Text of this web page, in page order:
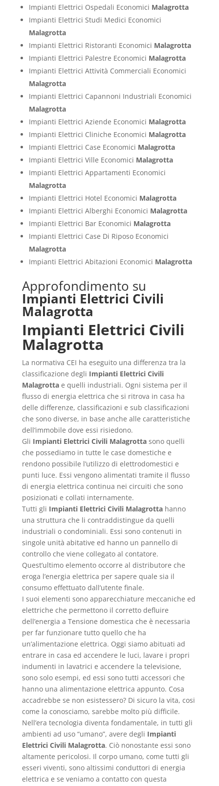
Impianti Elettrici Ospedali Economici Malagrotta
Impianti Elettrici Studi Medici Economici
Malagrotta
Impianti Elettrici Ristoranti Economici Malagrotta
Impianti Elettrici Palestre Economici Malagrotta
Impianti Elettrici Attività Commerciali Economici
Malagrotta
Impianti Elettrici Capannoni Industriali Economici
Malagrotta
Impianti Elettrici Aziende Economici Malagrotta
Impianti Elettrici Cliniche Economici Malagrotta
Impianti Elettrici Case Economici Malagrotta
Impianti Elettrici Ville Economici Malagrotta
Impianti Elettrici Appartamenti Economici
Malagrotta
Impianti Elettrici Hotel Economici Malagrotta
Impianti Elettrici Alberghi Economici Malagrotta
Impianti Elettrici Bar Economici Malagrotta
Impianti Elettrici Case Di Riposo Economici
Malagrotta
Impianti Elettrici Abitazioni Economici Malagrotta
Approfondimento su
Impianti Elettrici Civili
Malagrotta
Impianti Elettrici Civili
Malagrotta
La normativa CEI ha eseguito una differenza tra la
classificazione degli Impianti Elettrici Civili
Malagrottae quelli industriali. Ogni sistema per il
flusso di energia elettrica che si ritrova in casa ha
delle differenze, classificazioni e sub classificazioni
che sono diverse, in base anche alle caratteristiche
dell’immobile dove essi risiedono.
Gli Impianti Elettrici Civili Malagrottasono quelli
che possediamo in tutte le case domestiche e
rendono possibile l’utilizzo di elettrodomestici e
punti luce. Essi vengono alimentati tramite il flusso
di energia elettrica continua nei circuiti che sono
posizionati e collati internamente.
Tutti gli Impianti Elettrici Civili Malagrottahanno
una struttura che li contraddistingue da quelli
industriali o condominiali. Essi sono contenuti in
singole unità abitative ed hanno un pannello di
controllo che viene collegato al contatore.
Quest’ultimo elemento occorre al distributore che
eroga l’energia elettrica per sapere quale sia il
consumo effettuato dall’utente finale.
I suoi elementi sono apparecchiature meccaniche ed
elettriche che permettono il corretto defluire
dell’energia a Tensione domestica che è necessaria
per far funzionare tutto quello che ha
un’alimentazione elettrica. Oggi siamo abituati ad
entrare in casa ed accendere le luci, lavare i propri
indumenti in lavatrici e accendere la televisione,
sono solo esempi, ed essi sono tutti accessori che
hanno una alimentazione elettrica appunto. Cosa
accadrebbe se non esistessero? Di sicuro la vita, cosi
come la conosciamo, sarebbe molto più difficile.
Nell’era tecnologia diventa fondamentale, in tutti gli
ambienti ad uso “umano”, avere degli Impianti
Elettrici Civili Malagrotta. Ciò nonostante essi sono
altamente pericolosi. Il corpo umano, come tutti gli
esseri viventi, sono altissimi conduttori di energia
elettrica e se veniamo a contatto con questa